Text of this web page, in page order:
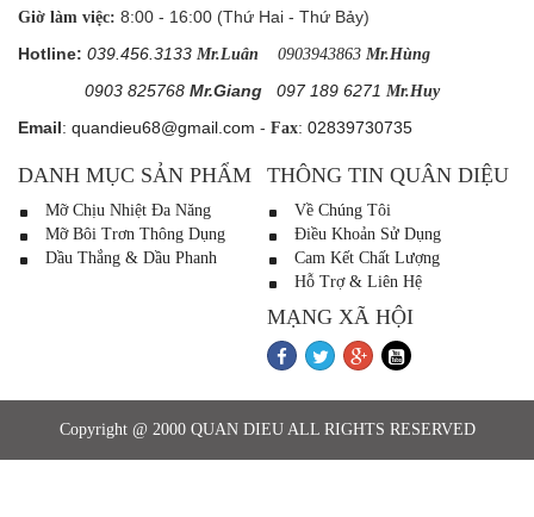
Giờ làm việc: 8:00 - 16:00 (Thứ Hai - Thứ Bảy)
Hotline: 039.456.3133 Mr.Luân 0903943863 Mr.Hùng
0903 825768 Mr.Giang 097 189 6271 Mr.Huy
Email: quandieu68@gmail.com - Fax: 02839730735
DANH MỤC SẢN PHẨM
Mỡ Chịu Nhiệt Đa Năng
Mỡ Bôi Trơn Thông Dụng
Dầu Thắng & Dầu Phanh
THÔNG TIN QUÂN DIỆU
Về Chúng Tôi
Điều Khoản Sử Dụng
Cam Kết Chất Lượng
Hỗ Trợ & Liên Hệ
MẠNG XÃ HỘI
Copyright @ 2000 QUAN DIEU ALL RIGHTS RESERVED